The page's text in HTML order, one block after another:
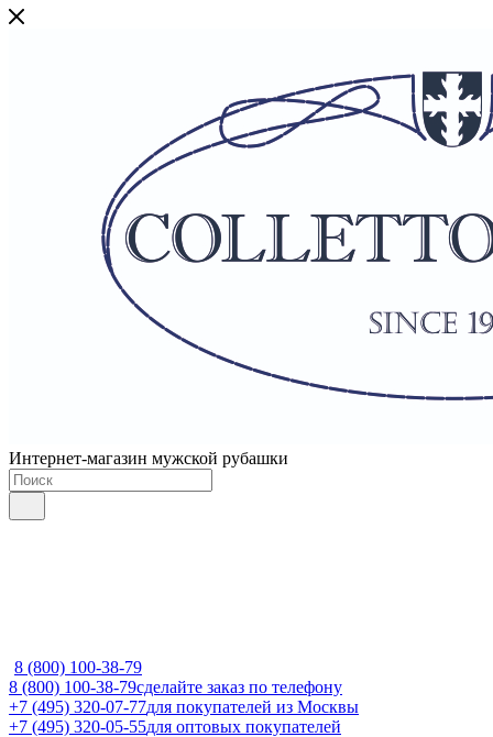
Интернет-магазин мужской рубашки
8 (800) 100-38-79
8 (800) 100-38-79сделайте заказ по телефону
+7 (495) 320-07-77для покупателей из Москвы
+7 (495) 320-05-55для оптовых покупателей